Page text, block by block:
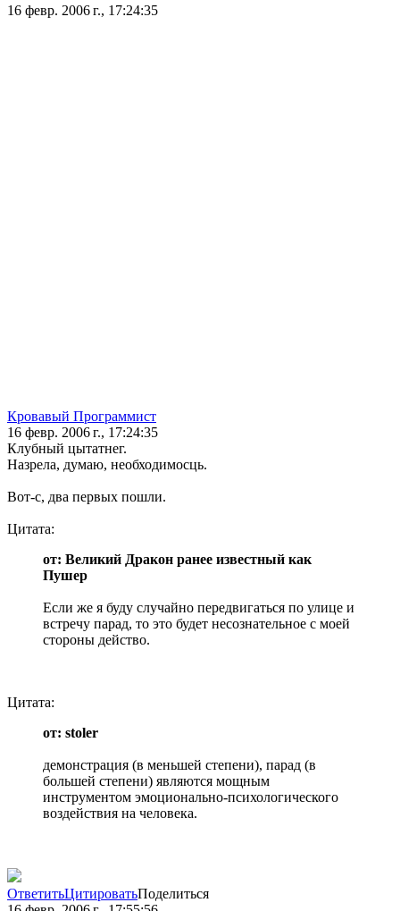
16 февр. 2006 г., 17:24:35
Кровавый Программист
16 февр. 2006 г., 17:24:35
Клубный цытатнег.
Назрела, думаю, необходимосць.
Вот-с, два первых пошли.
Цитата:
от: Великий Дракон ранее известный как
Пушер
Если же я буду случайно передвигаться по улице и
встречу парад, то это будет несознательное с моей
стороны действо.
Цитата:
от: stoler
демонстрация (в меньшей степени), парад (в
большей степени) являются мощным
инструментом эмоционально-психологического
воздействия на человека.
ОтветитьЦитироватьПоделиться